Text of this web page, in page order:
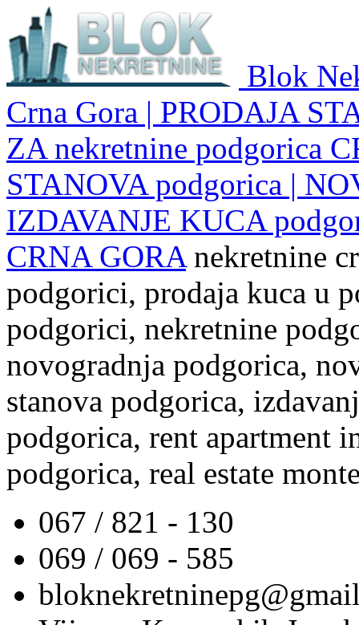
Blok
Crna Gora | PRODAJA
ZA nekretnine podgorica
STANOVA podgorica |
IZDAVANJE KUCA
CRNA GORA nekretnine
podgorici, prodaja kuca u
podgorici, nekretnine
novogradnja podgorica,
stanova podgorica,
podgorica, rent apartment
podgorica, real estate
067 / 821 - 130
069 / 069 - 585